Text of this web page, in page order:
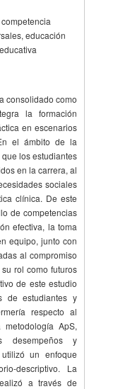
educación
consolidado como
la formación
en escenarios
el ámbito de la
los estudiantes
en la carrera, al
sociales
clínica. De este
de competencias
efectiva, la toma
equipo, junto con
al compromiso
rol como futuros
de este estudio
de estudiantes y
respecto al
ApS,
desempeños y
un enfoque
descriptivo. La
a través de